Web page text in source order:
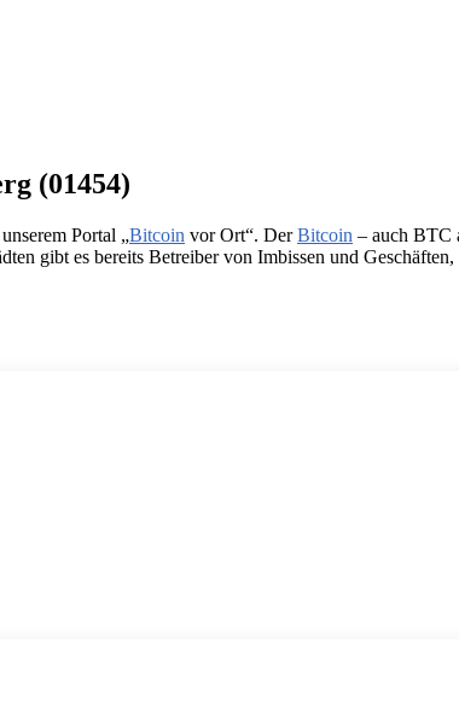
(01454)
Portal „Bitcoin vor Ort“. DerBitcoin – auch BTC
gibt es bereits Betreiber von Imbissen und